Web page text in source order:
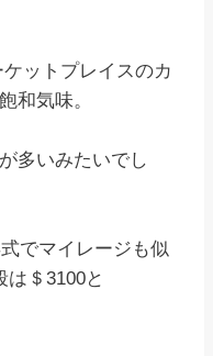
ットプレイスのカ
和気味。
多いみたいでし
でマイレージも似
＄3100と